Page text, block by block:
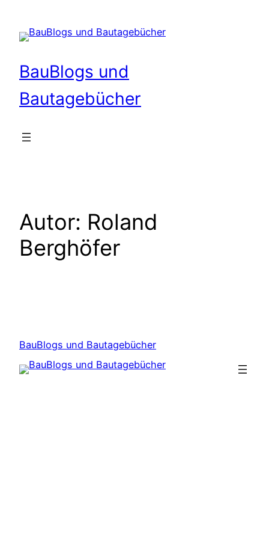
Inhalt
springen
BauBlogs und
Bautagebücher
Autor: Roland
Berghöfer
BauBlogs und Bautagebücher